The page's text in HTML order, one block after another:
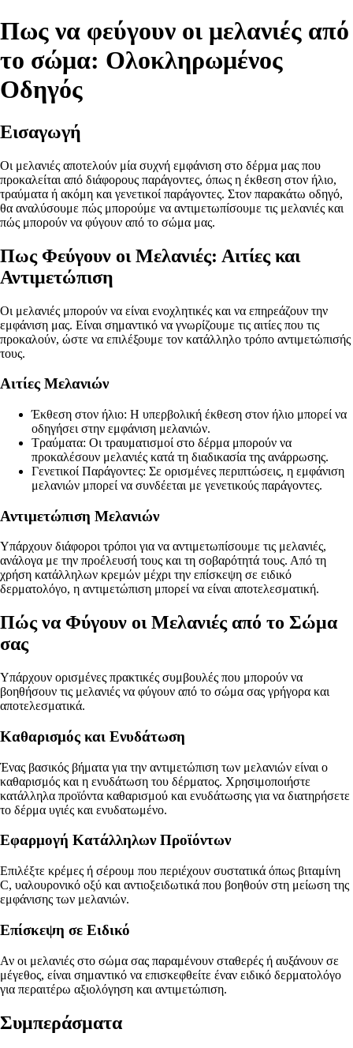
Πως να φεύγουν οι μελανιές από
το σώμα: Ολοκληρωμένος
Οδηγός
Εισαγωγή
Οι μελανιές αποτελούν μία συχνή εμφάνιση στο δέρμα μας που
προκαλείται από διάφορους παράγοντες, όπως η έκθεση στον ήλιο,
τραύματα ή ακόμη και γενετικοί παράγοντες. Στον παρακάτω οδηγό,
θα αναλύσουμε πώς μπορούμε να αντιμετωπίσουμε τις μελανιές και
πώς μπορούν να φύγουν από το σώμα μας.
Πως Φεύγουν οι Μελανιές: Αιτίες και
Αντιμετώπιση
Οι μελανιές μπορούν να είναι ενοχλητικές και να επηρεάζουν την
εμφάνιση μας. Είναι σημαντικό να γνωρίζουμε τις αιτίες που τις
προκαλούν, ώστε να επιλέξουμε τον κατάλληλο τρόπο αντιμετώπισής
τους.
Αιτίες Μελανιών
Έκθεση στον ήλιο: Η υπερβολική έκθεση στον ήλιο μπορεί να
οδηγήσει στην εμφάνιση μελανιών.
Τραύματα: Οι τραυματισμοί στο δέρμα μπορούν να
προκαλέσουν μελανιές κατά τη διαδικασία της ανάρρωσης.
Γενετικοί Παράγοντες: Σε ορισμένες περιπτώσεις, η εμφάνιση
μελανιών μπορεί να συνδέεται με γενετικούς παράγοντες.
Αντιμετώπιση Μελανιών
Υπάρχουν διάφοροι τρόποι για να αντιμετωπίσουμε τις μελανιές,
ανάλογα με την προέλευσή τους και τη σοβαρότητά τους. Από τη
χρήση κατάλληλων κρεμών μέχρι την επίσκεψη σε ειδικό
δερματολόγο, η αντιμετώπιση μπορεί να είναι αποτελεσματική.
Πώς να Φύγουν οι Μελανιές από το Σώμα
σας
Υπάρχουν ορισμένες πρακτικές συμβουλές που μπορούν να
βοηθήσουν τις μελανιές να φύγουν από το σώμα σας γρήγορα και
αποτελεσματικά.
Καθαρισμός και Ενυδάτωση
Ένας βασικός βήματα για την αντιμετώπιση των μελανιών είναι ο
καθαρισμός και η ενυδάτωση του δέρματος. Χρησιμοποιήστε
κατάλληλα προϊόντα καθαρισμού και ενυδάτωσης για να διατηρήσετε
το δέρμα υγιές και ενυδατωμένο.
Εφαρμογή Κατάλληλων Προϊόντων
Επιλέξτε κρέμες ή σέρουμ που περιέχουν συστατικά όπως βιταμίνη
C, υαλουρονικό οξύ και αντιοξειδωτικά που βοηθούν στη μείωση της
εμφάνισης των μελανιών.
Επίσκεψη σε Ειδικό
Αν οι μελανιές στο σώμα σας παραμένουν σταθερές ή αυξάνουν σε
μέγεθος, είναι σημαντικό να επισκεφθείτε έναν ειδικό δερματολόγο
για περαιτέρω αξιολόγηση και αντιμετώπιση.
Συμπεράσματα